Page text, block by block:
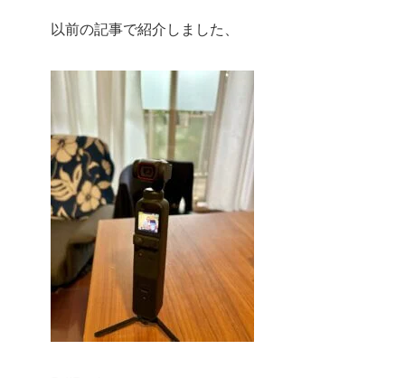
以前の記事で紹介しました、